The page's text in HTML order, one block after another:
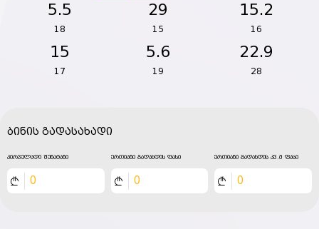
5.5
18
29
15
15.2
16
15
17
5.6
19
22.9
28
ბინის გადასახადი
პირველადი შენატანი
0
ერთიანი გადახდის ფასი
0
ერთიანი გადახდის კვ.მ ფასი
0